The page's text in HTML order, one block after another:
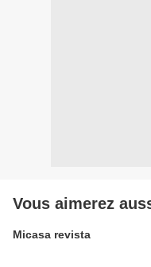
Vous aimerez
Micasa revista